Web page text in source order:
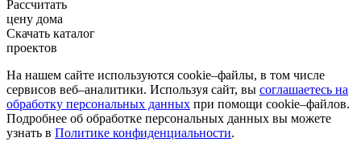
Рассчитать
цену дома
Скачать каталог
проектов
На нашем сайте используются cookie–файлы, в том числе
сервисов веб–аналитики. Используя сайт, вы соглашаетесь на
обработку персональных данных при помощи cookie–файлов.
Подробнее об обработке персональных данных вы можете
узнать в Политике конфиденциальности.